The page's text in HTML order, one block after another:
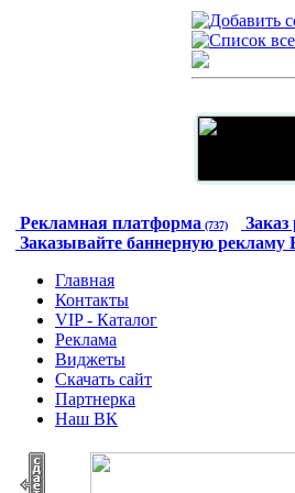
Рекламная платформа (737)
Заказывайте баннерную
Главная
Контакты
VIP - Каталог
Реклама
Виджеты
Скачать сайт
Партнерка
Наш ВК